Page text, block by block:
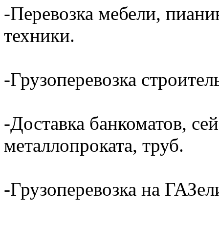
-Перевозка мебели,
техники.
-Грузоперевозка
-Доставка банкоматов,
металлопроката, труб.
-Грузоперевозка на